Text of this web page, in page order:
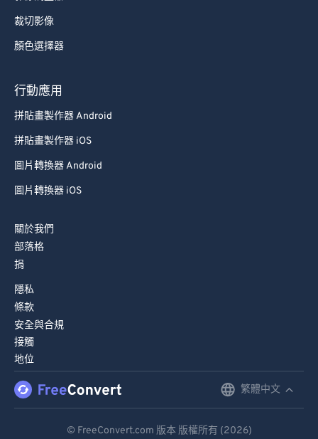
裁切影像
顏色選擇器
行動應用
拼貼畫製作器 Android
拼貼畫製作器 iOS
圖片轉換器 Android
圖片轉換器 iOS
關於我們
部落格
捐
隱私
條款
安全與合規
接觸
地位
繁體中文
© FreeConvert.com 版本 版權所有 (2026)